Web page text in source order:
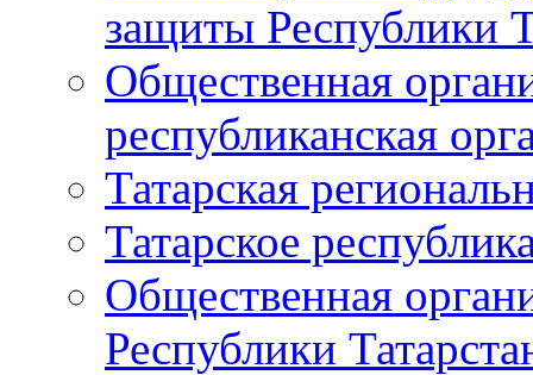
защиты Республики
Общественная
республиканская
Татарская
Татарское
Общественная
Республики